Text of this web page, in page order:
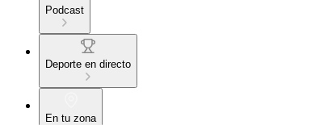
Podcast
Deporte en directo
En tu zona